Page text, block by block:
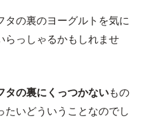
タの裏のヨーグルトを気に
らっしゃるかもしれませ
タの裏にくっつかないもの
たいどういうことなのでし